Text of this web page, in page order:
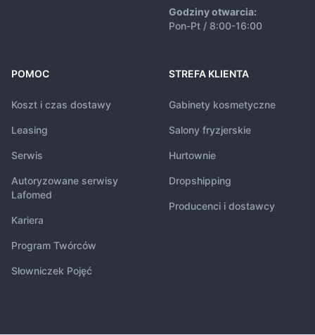
Godziny otwarcia:
Pon-Pt / 8:00-16:00
POMOC
Koszt i czas dostawy
Leasing
Serwis
Autoryzowane serwisy
Lafomed
Kariera
Program Twórców
Słowniczek Pojęć
STREFA KLIENTA
Gabinety kosmetyczne
Salony fryzjerskie
Hurtownie
Dropshipping
Producenci i dostawcy